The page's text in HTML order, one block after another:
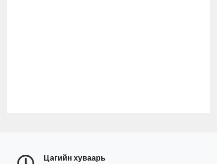
Цагийн хуваарь